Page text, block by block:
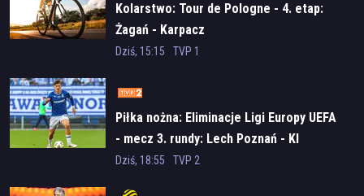
Reżyseria
Obsada
Michał Żurawski (Jakub Szapiro)
Kacper Olszewski
Mosze Bernsztajn
Arkadiusz Jakubik
Magdalena Boczarska (Ryfka Kij )
Borys Szyc (Janusz Radziwiłek
Kolarstwo: Tour de Pologne - 4. etap:
Żagań - Karpacz
Dziś, 15:15 TVP 1
Piłka nożna: Eliminacje Ligi Europy UEFA
- mecz 3. rundy: Lech Poznań - KI
Klaksvik
Dziś, 18:55 TVP 2